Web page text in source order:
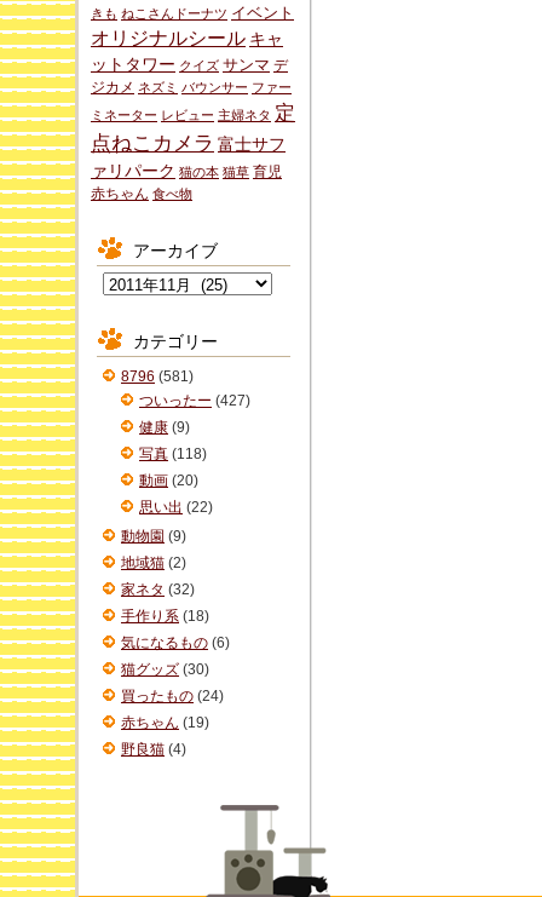
きも ねこさんドーナツ イベント
オリジナルシール キャ
ットタワー クイズ サンマ デ
ジカメ ネズミ バウンサー ファー
ミネーター レビュー 主婦ネタ 定
点ねこカメラ 富士サフ
ァリパーク 猫の本 猫草 育児
赤ちゃん 食べ物
アーカイブ
イ
ブ
カテゴリー
8796 (581)
ついったー (427)
健康 (9)
写真 (118)
動画 (20)
思い出 (22)
動物園 (9)
地域猫 (2)
家ネタ (32)
手作り系 (18)
気になるもの (6)
猫グッズ (30)
買ったもの (24)
赤ちゃん (19)
野良猫 (4)